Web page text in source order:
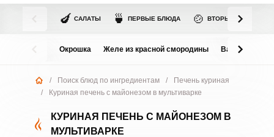
🍆 САЛАТЫ 🍵 ПЕРВЫЕ БЛЮДА 🍲 ВТОРЫЕ БЛЮДА
Окрошка Желе из красной смородины Варенье из
/ Поиск блюд по ингредиентам /
Печень куриная
/
Куриная печень с майонезом в мультиварке
КУРИНАЯ ПЕЧЕНЬ С МАЙОНЕЗОМ В
МУЛЬТИВАРКЕ